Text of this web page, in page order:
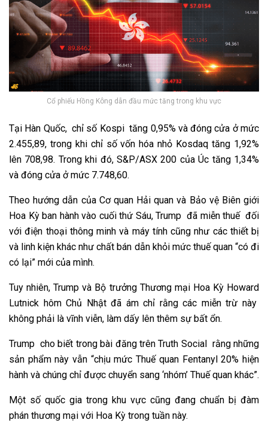
Cổ phiếu Hồng Kông dẫn đầu mức tăng trong khu vực
Tại Hàn Quốc, chỉ số Kospi tăng 0,95% và đóng cửa ở mức
2.455,89, trong khi chỉ số vốn hóa nhỏ Kosdaq tăng 1,92%
lên 708,98. Trong khi đó, S&P/ASX 200 của Úc tăng 1,34%
và đóng cửa ở mức 7.748,60.
Theo hướng dẫn của Cơ quan Hải quan và Bảo vệ Biên giới
Hoa Kỳ ban hành vào cuối thứ Sáu, Trump đã miễn thuế đối
với điện thoại thông minh và máy tính cũng như các thiết bị
và linh kiện khác như chất bán dẫn khỏi mức thuế quan “có đi
có lại” mới của mình.
Tuy nhiên, Trump và Bộ trưởng Thương mại Hoa Kỳ Howard
Lutnick hôm Chủ Nhật đã ám chỉ rằng các miễn trừ này
không phải là vĩnh viễn, làm dấy lên thêm sự bất ổn.
Trump cho biết trong bài đăng trên Truth Social rằng những
sản phẩm này vẫn “chịu mức Thuế quan Fentanyl 20% hiện
hành và chúng chỉ được chuyển sang ‘nhóm’ Thuế quan khác”.
Một số quốc gia trong khu vực cũng đang chuẩn bị đàm
phán thương mại với Hoa Kỳ trong tuần này.